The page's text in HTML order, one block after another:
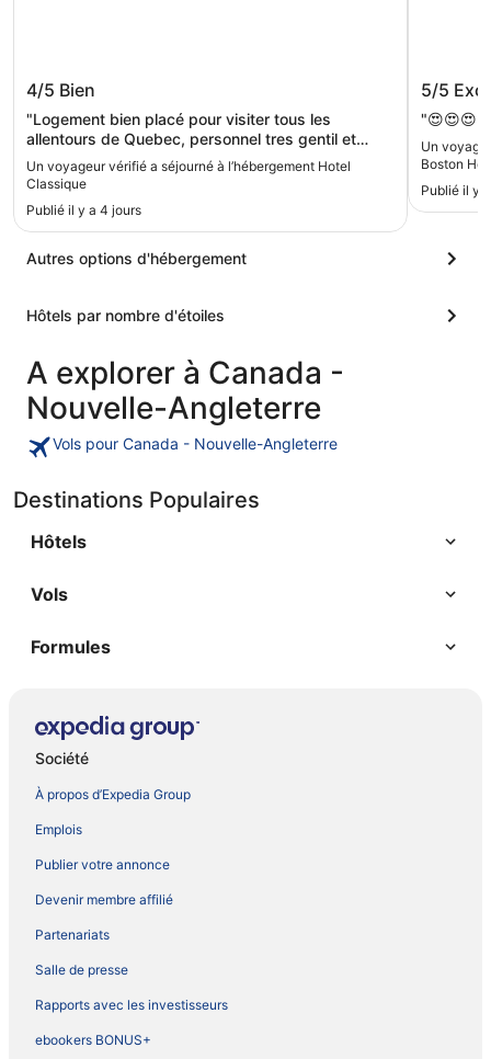
Hotel Classique
4/5 Bien
"Logement bien placé pour visiter tous les
allentours de Quebec, personnel tres gentil et
souriant. Mais alors tres vieillot dedans, les lits
grincent, et l'état general laisse la propreté a
desirer. Attention y a des travaux juste en bas
c'est tres bruyant"
Un voyageur vérifié a séjourné à l’hébergement Hotel
Classique
Publié il y a 4 jours
Omni
5/5
Un
Boston
Publié il y
Autres options d'hébergement
Hôtels par nombre d'étoiles
A explorer à Canada -
Nouvelle-Angleterre
Vols pour Canada - Nouvelle-Angleterre
Destinations Populaires
Hôtels
Vols
Formules
Société
À propos d’Expedia Group
Emplois
Publier votre annonce
Devenir membre affilié
Partenariats
Salle de presse
Rapports avec les investisseurs
ebookers BONUS+